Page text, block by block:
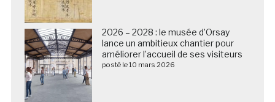
2026 – 2028 : le musée d’Orsay
lance un ambitieux chantier pour
améliorer l’accueil de ses visiteurs
posté le 10 mars 2026